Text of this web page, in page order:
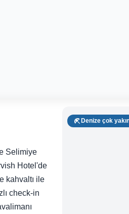
Selimiye
Hotel'de
kahvaltı ile
check-in
Denize çok